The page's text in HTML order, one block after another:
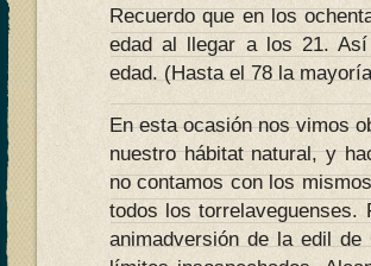
Recuerdo que en los
edad al llegar a los 21.
edad. (Hasta el 78 la
En esta ocasión nos vimos
nuestro hábitat natural, y
no contamos con los
todos los
animadversión de la edil